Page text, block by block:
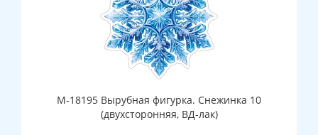
М-18195 Вырубная фигурка. Снежинка 10
(двухсторонняя, ВД-лак)